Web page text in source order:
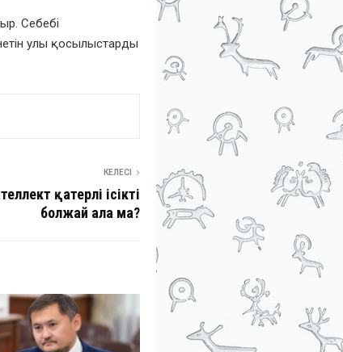
Себебі
улы қосылыстарды
КЕЛЕСІ
қатерлі ісікті
болжай ала ма?